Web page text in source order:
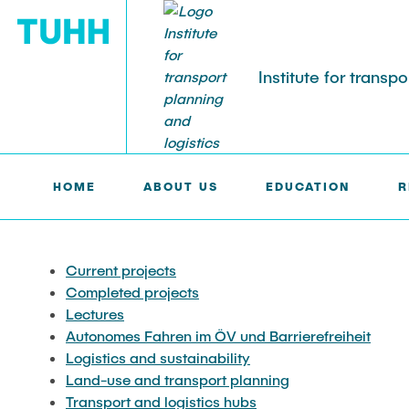
Institute for
HOME ABOUT US
ABOUT US
Members of staff
External teaching staff
Alumni - Ehemalige
EDUCATION
EDUCATION
Courses
Lehrveranstaltungen mit
Schwerpunkt Logistik
Lehrveranstaltungen mit
Schwerpunkt Verkehrsplanung
RESEARCH
Current projects
Completed projects
Lectures
Autonomes
PUBLICATIONS
Liste aller Publikationen
ECTL Working Paper
Harburger Berichte zur
Verkehrsplanung und Logistik
VPL >RESEARCH >TRANSPORT AND LOGISTICS
Current projects
Completed projects
Lectures
Autonomes Fahren im ÖV und Barrierefreiheit
Logistics and sustainability
Land-use and transport planning
Transport and logistics hubs